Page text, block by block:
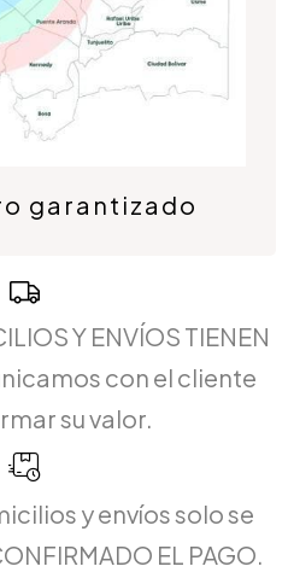
garantizado
Y ENVÍOS TIENEN
con el cliente
su valor.
y envíos solo se
EL PAGO.